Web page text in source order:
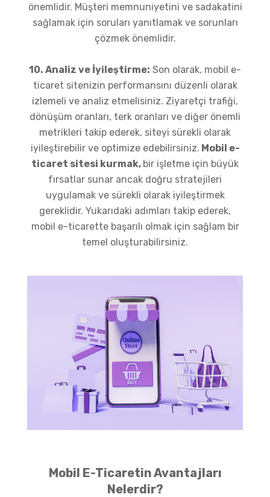
önemlidir. Müşteri memnuniyetini ve sadakatini
sağlamak için soruları yanıtlamak ve sorunları
çözmek önemlidir.
10. Analiz ve İyileştirme: Son olarak, mobil e-
ticaret sitenizin performansını düzenli olarak
izlemeli ve analiz etmelisiniz. Ziyaretçi trafiği,
dönüşüm oranları, terk oranları ve diğer önemli
metrikleri takip ederek, siteyi sürekli olarak
iyileştirebilir ve optimize edebilirsiniz. Mobil e-
ticaret sitesi kurmak, bir işletme için büyük
fırsatlar sunar ancak doğru stratejileri
uygulamak ve sürekli olarak iyileştirmek
gereklidir. Yukarıdaki adımları takip ederek,
mobil e-ticarette başarılı olmak için sağlam bir
temel oluşturabilirsiniz.
Mobil E-Ticaretin Avantajları
Nelerdir?